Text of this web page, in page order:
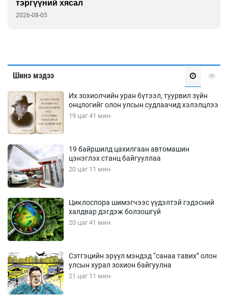
2026-08-05
Шинэ мэдээ
Их зохиолчийн уран бүтээл, туурвил зүйн
онцлогийг олон улсын судлаачид хэлэлцлээ
19 цаг 41 мин
19 байршилд цахилгаан автомашин
цэнэглэх станц байгууллаа
20 цаг 11 мин
Циклоспора шимэгчээс үүдэлтэй гэдэсний
халдвар дэгдэж болзошгүй
20 цаг 41 мин
Сэтгэцийн эрүүл мэндэд “санаа тавих” олон
улсын хурал зохион байгуулна
21 цаг 11 мин